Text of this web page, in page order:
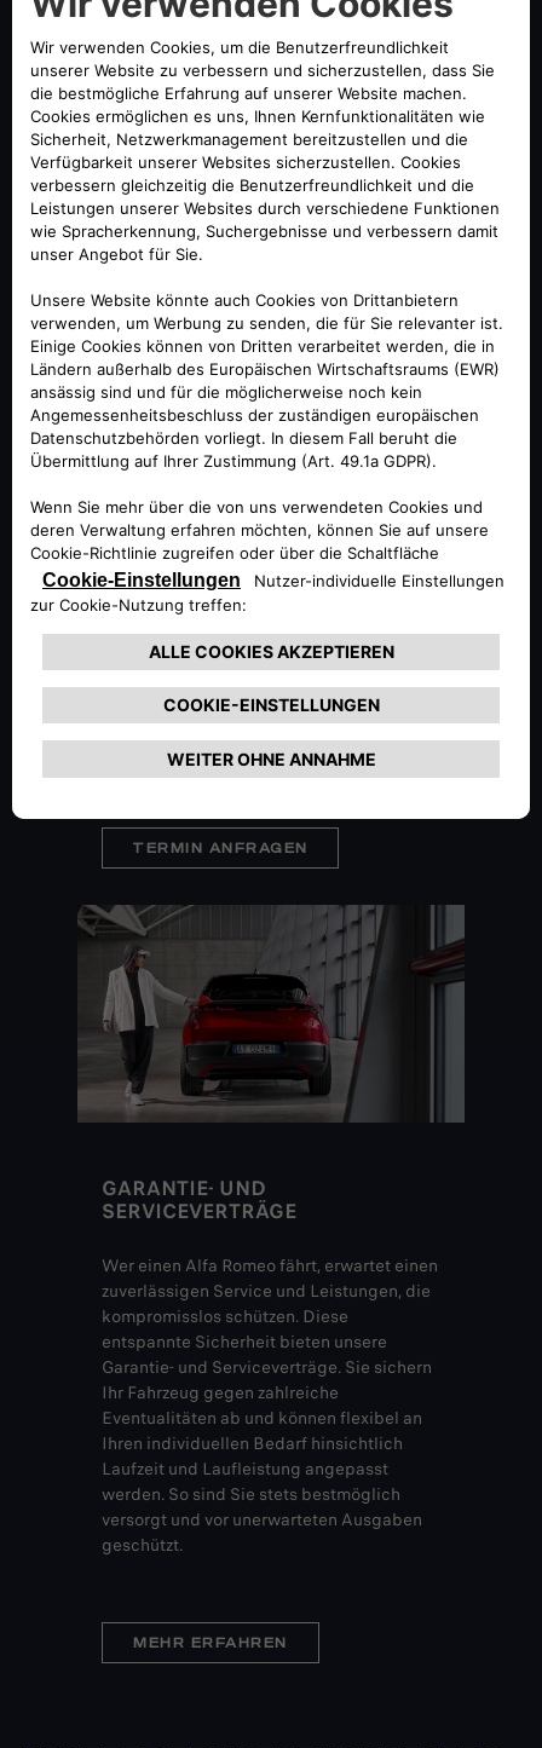
LEISTUNGEN UND LÖSUNGEN
Machen Sie das Beste aus Ihrem Alfa
Romeo Elektro:
- Ein umfangreiches Angebot von
Lademöglichkeiten und Zubehör, die auf
Ihre Bedürfnisse zugeschnitten sind
- Installation eines Wandladegeräts zum
einfachen und schnellen Aufladen Ihres
Fahrzeugs, bequem von zu Hause
Ersatz-/Gebrauchtwagen während einer
Wartung oder Reparatur bis hin zu
Kurzzeitmieten für längere Fahrten
- eSolutions Charging App, um die
nächstgelegene Ladestation zu finden und
Ihre Route zu planen
TERMIN ANFRAGEN
GARANTIE- UND
SERVICEVERTRÄGE
Wer einen Alfa Romeo fährt, erwartet einen
zuverlässigen Service und Leistungen, die
kompromisslos schützen. Diese
entspannte Sicherheit bieten unsere
Garantie- und Serviceverträge. Sie sichern
Ihr Fahrzeug gegen zahlreiche
Eventualitäten ab und können flexibel an
Ihren individuellen Bedarf hinsichtlich
Laufzeit und Laufleistung angepasst
werden. So sind Sie stets bestmöglich
versorgt und vor unerwarteten Ausgaben
geschützt.​
MEHR ERFAHREN